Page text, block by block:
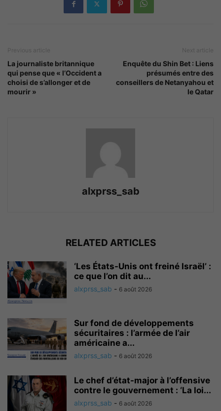
Previous article
La journaliste britannique
qui pense que « l’Occident a
choisi de s’allonger et de
mourir »
Next article
Enquête du Shin Bet : Liens
présumés entre des
conseillers de Netanyahou et
le Qatar
alxprss_sab
RELATED ARTICLES
‘Les États-Unis ont freiné Israël’ :
ce que l’on dit au...
alxprss_sab - 6 août 2026
Sur fond de développements
sécuritaires : l’armée de l’air
américaine a...
alxprss_sab - 6 août 2026
Le chef d’état-major à l’offensive
contre le gouvernement : ‘La loi...
alxprss_sab - 6 août 2026